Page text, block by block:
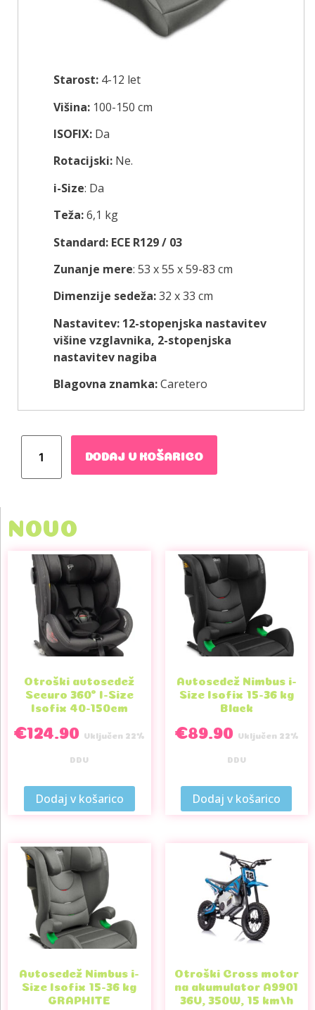
Starost: 4-12 let
Višina: 100-150 cm
ISOFIX: Da
Rotacijski: Ne.
i-Size: Da
Teža:6,1 kg
Standard: ECE R129 / 03
Zunanje mere: 53 x 55 x 59-83 cm
Dimenzije sedeža:32 x 33 cm
Nastavitev: 12-stopenjska nastavitev
višine vzglavnika, 2-stopenjska
nastavitev nagiba
Blagovna znamka:Caretero
DODAJ V KOŠARICO
NOVO
Otroški avtosedež
Securo 360° I-Size
Isofix 40-150cm
€124.90 Vključen 22%
DDV
Dodaj v košarico
Avtosedež Nimbus i-
Size Isofix 15-36 kg
Black
€89.90 Vključen 22%
DDV
Dodaj v košarico
Avtosedež Nimbus i-
Size Isofix 15-36 kg
GRAPHITE
Otroški Cross motor
na akumulator A9901
36V, 350W, 15 km/h